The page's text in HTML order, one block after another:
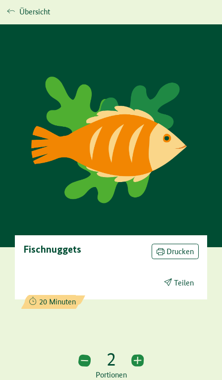
Übersicht
Fischnuggets Drucken
Teilen
Zubereitungszeit:
20 Minuten
2 Portionen
2
Portionen